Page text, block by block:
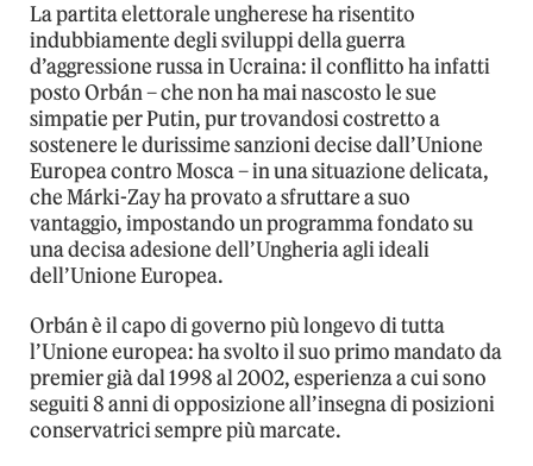
La partita elettorale ungherese ha risentito
indubbiamente degli sviluppi della guerra
d’aggressione russa in Ucraina: il conflitto ha infatti
posto Orbán – che non ha mai nascosto le sue
simpatie per Putin, pur trovandosi costretto a
sostenere le durissime sanzioni decise dall’Unione
Europea contro Mosca – in una situazione delicata,
che Márki-Zay ha provato a sfruttare a suo
vantaggio, impostando un programma fondato su
una decisa adesione dell’Ungheria agli ideali
dell’Unione Europea.
Orbán è il capo di governo più longevo di tutta
l’Unione europea: ha svolto il suo primo mandato da
premier già dal 1998 al 2002, esperienza a cui sono
seguiti 8 anni di opposizione all’insegna di posizioni
conservatrici sempre più marcate.